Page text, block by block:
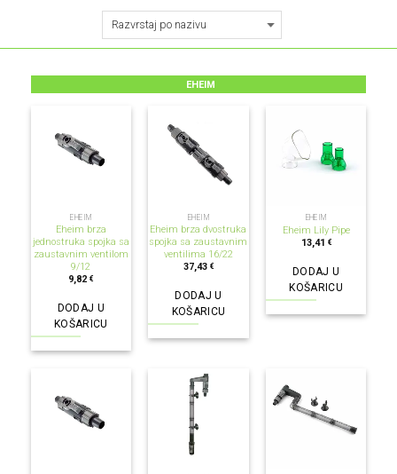
EHEIM
EHEIM
Eheim brza
jednostruka spojka sa
zaustavnim ventilom
9/12
9,82€
DODAJ U
KOŠARICU
EHEIM
Eheim brza dvostruka
spojka sa zaustavnim
ventilima 16/22
37,43 €
DODAJ U
KOŠARICU
EHEIM
Eheim Lily Pipe
13,41 €
DODAJ U
KOŠARICU